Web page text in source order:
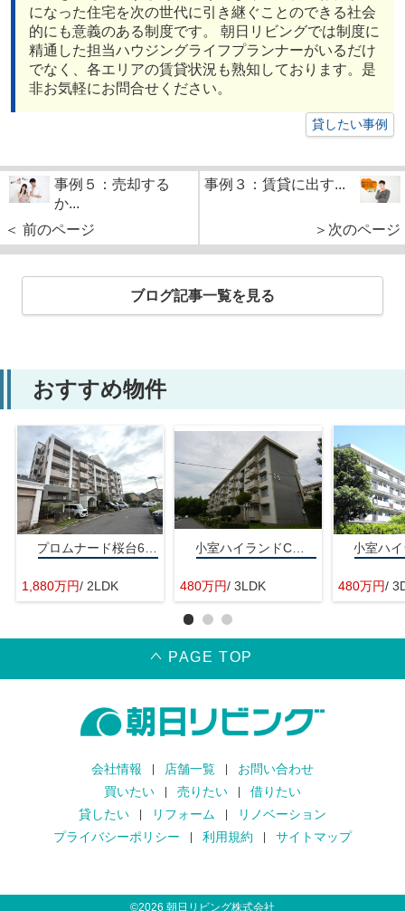
になった住宅を次の世代に引き継ぐことのできる社会
的にも意義のある制度です。 朝日リビングでは制度に
精通した担当ハウジングライフプランナーがいるだけ
でなく、各エリアの賃貸状況も熟知しております。是
非お気軽にお問合せください。
貸したい事例
事例５：売却する
か...
＜ 前のページ
事例３：賃貸に出す...
＞次のページ
ブログ記事一覧を見る
おすすめ物件
プロムナード桜台6番街
1,880万円/ 2LDK
小室ハイランドC街区
480万円/ 3LDK 480万円/
PAGE TOP
会社情報 店舗一覧
お問い合わせ
買いたい
売りたい
借りたい
貸したい
リフォーム
リノベーション
プライバシーポリシー
利用規約 サイトマップ
©2026 朝日リビング株式会社